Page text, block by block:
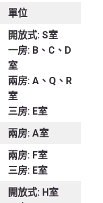
單位
開放式: S室
一房: B、C、D
室
兩房: A、Q、R
室
三房: E室
兩房: A室
兩房: F室
三房: E室
開放式: H室